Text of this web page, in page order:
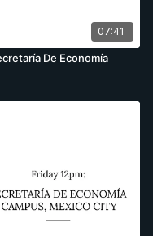
07:41
De Economía